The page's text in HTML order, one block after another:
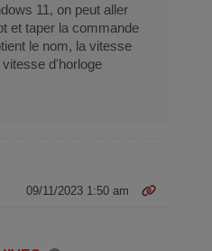
11, on peut aller
et taper la commande
le nom, la vitesse
d'horloge
09/11/2023 1:50 am